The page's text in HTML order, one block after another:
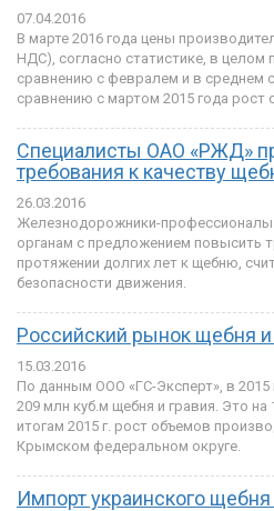
07.04.2016
В марте 2016 года цены
НДС), согласно статистике, в целом
сравнению с февралем и в среднем
сравнению с мартом 2015 года рост
Специалисты ОАО «РЖД»
требования к качеству
26.03.2016
Железнодорожники-профессионалы
органам с предложением повысить
протяжении долгих лет к щебню,
безопасности движения.
Российский рынок щебня и
15.03.2016
По данным ООО «ГС-Эксперт», в
209 млн куб.м щебня и гравия. Это на
итогам 2015 г. рост объемов
Крымском федеральном округе.
Импорт украинского